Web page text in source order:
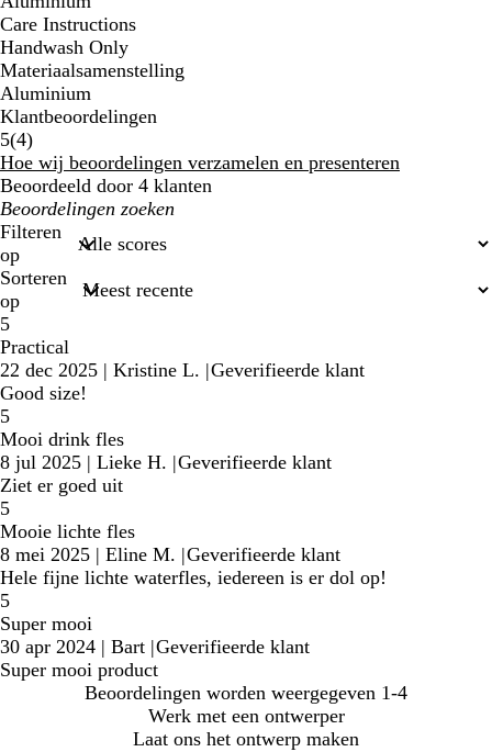
Care Instructions
Handwash Only
Materiaalsamenstelling
Aluminium
Klantbeoordelingen
5(44
klantbeoordelingen
)
Hoe wij beoordelingen verzamelen en presenteren
Beoordeeld door 4 klanten
Mijn
zoekopdrachten
Filteren
op
Sorteren
op
5
Practical
22 dec 2025 | Kristine L. |Geverifieerde klant
Good size!
5
Mooi drink fles
8 jul 2025 | Lieke H. |Geverifieerde klant
Ziet er goed uit
5
Mooie lichte fles
8 mei 2025 | Eline M. |Geverifieerde klant
Hele fijne lichte waterfles, iedereen is er dol op!
5
Super mooi
30 apr 2024 | Bart |Geverifieerde klant
Super mooi product
Beoordelingen worden weergegeven 1-4
Werk met een ontwerper
Laat ons het ontwerp maken